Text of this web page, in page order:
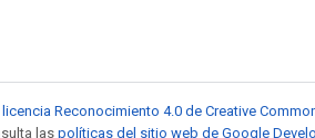
licencia Reconocimiento 4.0 de Creative
laspolíticas del sitio web de Google